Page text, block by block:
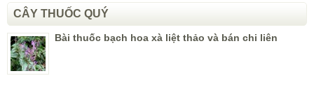
CÂY THUỐC QUÝ
Bài thuốc bạch hoa xà liệt thảo và bán chi liên